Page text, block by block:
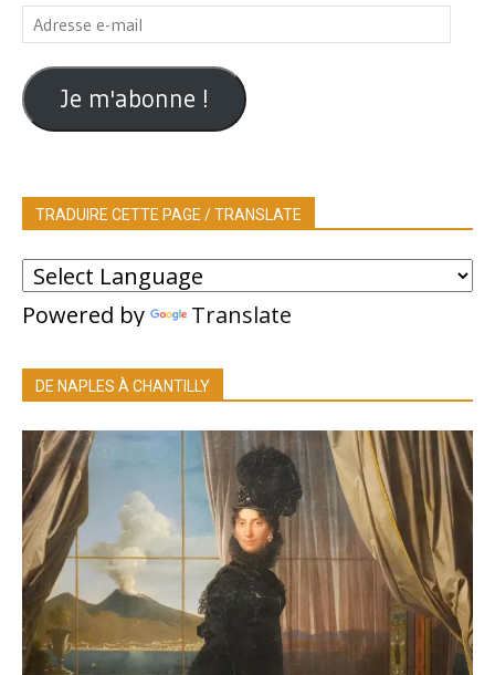
Adresse
e-
mail
Je m'abonne !
TRADUIRE CETTE PAGE / TRANSLATE
Powered by Translate
DE NAPLES À CHANTILLY